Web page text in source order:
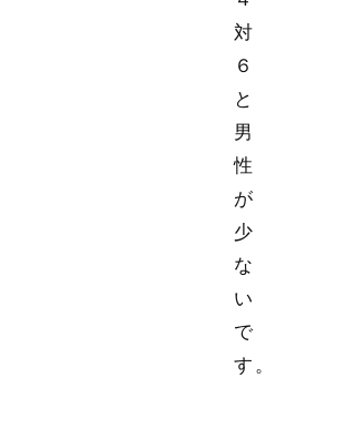
対
６
と
男
性
が
少
な
い
で
す。